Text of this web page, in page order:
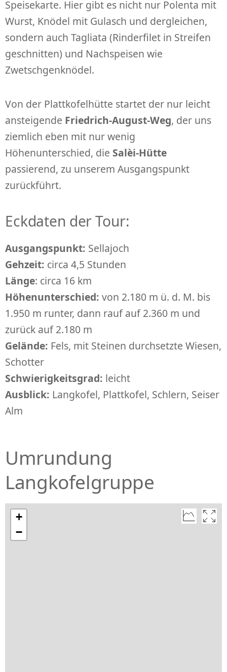
Speisekarte. Hier gibt es nicht nur Polenta mit
Wurst, Knödel mit Gulasch und dergleichen,
sondern auch Tagliata (Rinderfilet in Streifen
geschnitten) und Nachspeisen wie
Zwetschgenknödel.
Von der Plattkofelhütte startet der nur leicht
ansteigende Friedrich-August-Weg, der uns
ziemlich eben mit nur wenig
Höhenunterschied, die Salèi-Hütte
passierend, zu unserem Ausgangspunkt
zurückführt.
Eckdaten der Tour:
Ausgangspunkt: Sellajoch
Gehzeit: circa 4,5 Stunden
Länge: circa 16 km
Höhenunterschied: von 2.180 m ü. d. M. bis
1.950 m runter, dann rauf auf 2.360 m und
zurück auf 2.180 m
Gelände: Fels, mit Steinen durchsetzte Wiesen,
Schotter
Schwierigkeitsgrad: leicht
Ausblick: Langkofel, Plattkofel, Schlern, Seiser
Alm
Umrundung
Langkofelgruppe
+
−